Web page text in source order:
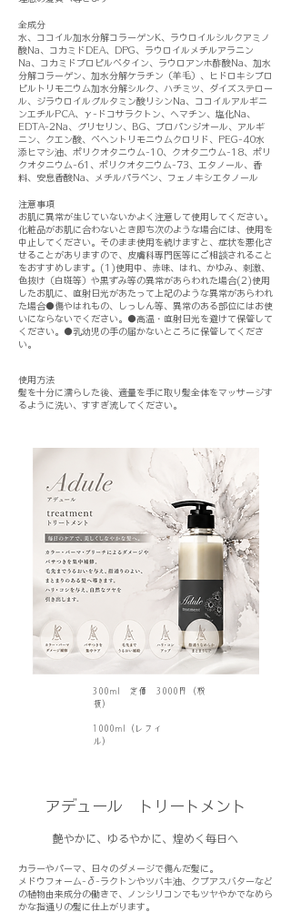
全成分
水、ココイル加水分解コラーゲンK、ラウロイルシルクアミノ
酸Na、コカミドDEA、DPG、ラウロイルメチルアラニン
Na、コカミドプロピルベタイン、ラウロアンホ酢酸Na、加水
分解コラーゲン、加水分解ケラチン（羊毛）、ヒドロキシプロ
ピルトリモ二ウム加水分解シルク、ハチミツ、ダイズステロー
ル、ジラウロイルグルタミン酸リシンNa、ココイルアルギニ
ンエチルPCA、γ-ドコサラクトン、ヘマチン、塩化Na、
EDTA-2Na、グリセリン、BG、プロパンジオール、アルギ
ニン、クエン酸、べヘントリモニウムクロリド、PEG-40水
添ヒマシ油、ポリクオタニウム-10、クオタ二ウム-18、ポリ
クオタニウム-61、ポリクオタ二ウム-73、エタノール、香
料、安息香酸Na、メチルパラベン、フェノキシエタノール
注意事項
お肌に異常が生じていないかよく注意して使用してください。
化粧品がお肌に合わないとき即ち次のような場合には、使用を
中止してください。そのまま使用を続けますと、症状を悪化さ
せることがありますので、皮膚科専門医等にご相談されること
をおすすめします。(1)使用中、赤味、はれ、かゆみ、刺激、
色抜け（白斑等）や黒ずみ等の異常があらわれた場合(2)使用
したお肌に、直射日光があたって上記のような異常があらわれ
た場合●傷やはれもの、しっしん等、異常のある部位にはお使
いにならないでください。●高温・直射日光を避けて保管して
ください。●乳幼児の手の届かないところに保管してくださ
い。
使用方法
髪を十分に濡らした後、適量を手に取り髪全体をマッサージす
るように洗い、すすぎ流してください。
300ml 定価 3000円（税
抜）
1000ml（レフィ
ル）
アデュール トリートメント
艶やかに、ゆるやかに、煌めく毎日へ
カラーやパーマ、日々のダメージで傷んだ髪に。
メドウフォーム-δ-ラクトンやツバキ油、クプアスバターなど
の植物由来成分の働きで、ノンシリコンでもツヤやかでなめら
かな指通りの髪に仕上がります。